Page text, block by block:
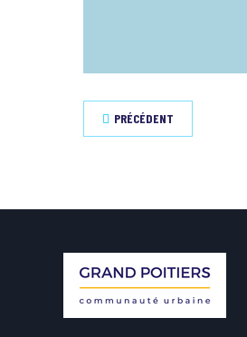
PRÉCÉDENT